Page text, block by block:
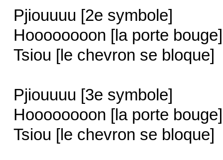
Pjiouuuu [2e symbole]
Hoooooooon [la porte bouge]
Tsiou [le chevron se bloque]
Pjiouuuu [3e symbole]
Hoooooooon [la porte bouge]
Tsiou [le chevron se bloque]